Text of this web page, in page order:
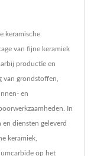
keramische
van fijne keramiek
productie en
van grondstoffen,
en
In
diensten geleverd
keramiek,
op het